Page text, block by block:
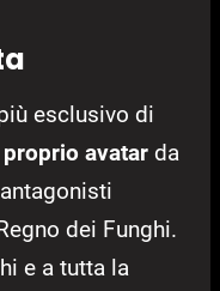
esclusivo di
avatar da
dei Funghi.
e a tutta la